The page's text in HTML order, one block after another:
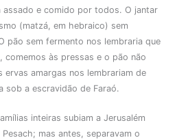
e comido por todos. O jantar
(matzá, em hebraico) sem
pão sem fermento nos lembraria que
comemos às pressas e o pão não
amargas nos lembrariam de
sob a escravidão de Faraó.
inteiras subiam a Jerusalém
mas antes, separavam o